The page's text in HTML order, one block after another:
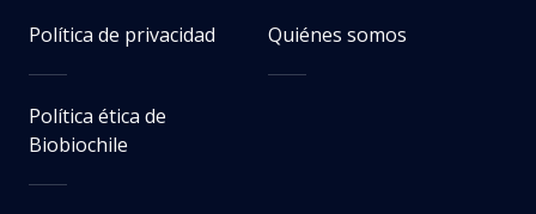
Política de privacidad Quiénes somos
Política ética de
Biobiochile